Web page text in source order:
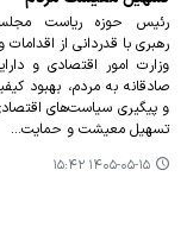
رئیس حوزه ریاست
رهبری با قدردانی از اقدامات
وزارت امور اقتصادی و
صادقانه به مردم، بهبود
و پیگیری سیاست‌های
تسهیل معیشت و حمایت…
۱۴۰۵-۰۵-۱۵ ۱۵:۴۲